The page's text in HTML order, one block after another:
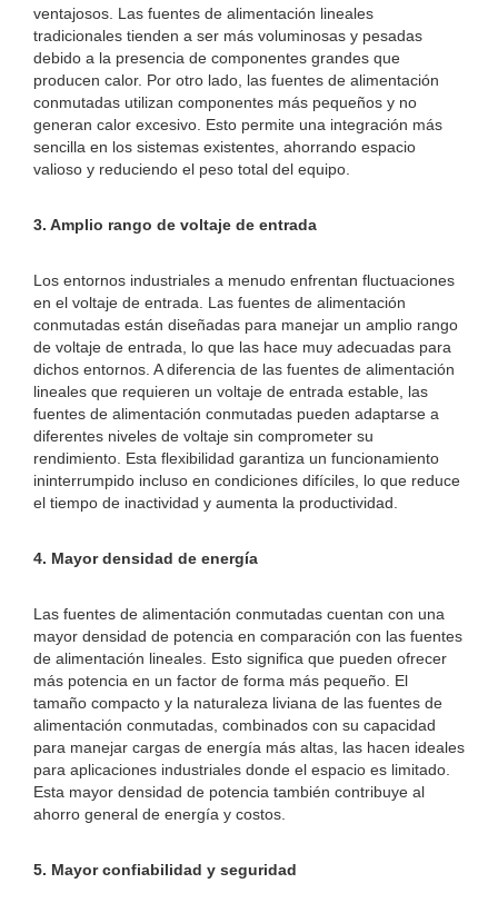
ventajosos. Las fuentes de alimentación lineales
tradicionales tienden a ser más voluminosas y pesadas
debido a la presencia de componentes grandes que
producen calor. Por otro lado, las fuentes de alimentación
conmutadas utilizan componentes más pequeños y no
generan calor excesivo. Esto permite una integración más
sencilla en los sistemas existentes, ahorrando espacio
valioso y reduciendo el peso total del equipo.
3. Amplio rango de voltaje de entrada
Los entornos industriales a menudo enfrentan fluctuaciones
en el voltaje de entrada. Las fuentes de alimentación
conmutadas están diseñadas para manejar un amplio rango
de voltaje de entrada, lo que las hace muy adecuadas para
dichos entornos. A diferencia de las fuentes de alimentación
lineales que requieren un voltaje de entrada estable, las
fuentes de alimentación conmutadas pueden adaptarse a
diferentes niveles de voltaje sin comprometer su
rendimiento. Esta flexibilidad garantiza un funcionamiento
ininterrumpido incluso en condiciones difíciles, lo que reduce
el tiempo de inactividad y aumenta la productividad.
4. Mayor densidad de energía
Las fuentes de alimentación conmutadas cuentan con una
mayor densidad de potencia en comparación con las fuentes
de alimentación lineales. Esto significa que pueden ofrecer
más potencia en un factor de forma más pequeño. El
tamaño compacto y la naturaleza liviana de las fuentes de
alimentación conmutadas, combinados con su capacidad
para manejar cargas de energía más altas, las hacen ideales
para aplicaciones industriales donde el espacio es limitado.
Esta mayor densidad de potencia también contribuye al
ahorro general de energía y costos.
5. Mayor confiabilidad y seguridad